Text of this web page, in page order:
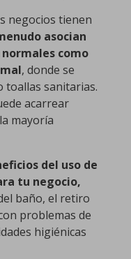
negocios tienen
asocian
como
, donde se
toallas sanitarias.
acarrear
mayoría
del uso de
tu negocio,
baño, el retiro
problemas de
higiénicas